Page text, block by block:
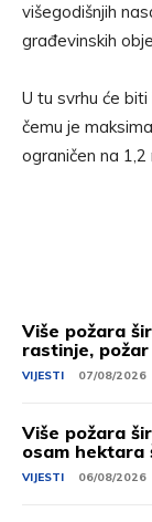
višegodišnjih
građevinskih
U tu svrhu će
čemu je
ograničen na
Više požara
rastinje,
VIJESTI 07/08/2026
Više požara
osam hektara
VIJESTI 06/08/2026